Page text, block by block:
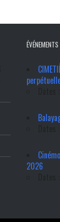
ÉVÉNEMENTS
2026